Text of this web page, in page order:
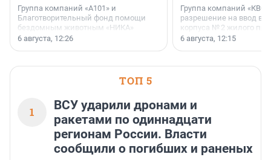
Группа компаний «А101» и
Благотворительный фонд помощи
бездомным животным «НИКА»
заключили соглашение о
6 августа, 12:26
Группа компаний
разрешение на ввод в
корпуса № 2 жилого
Уютный квартал»,
6 августа, 12:15
ТОП 5
1
ВСУ ударили дронами и
ракетами по одиннадцати
регионам России. Власти
сообщили о погибших и раненых